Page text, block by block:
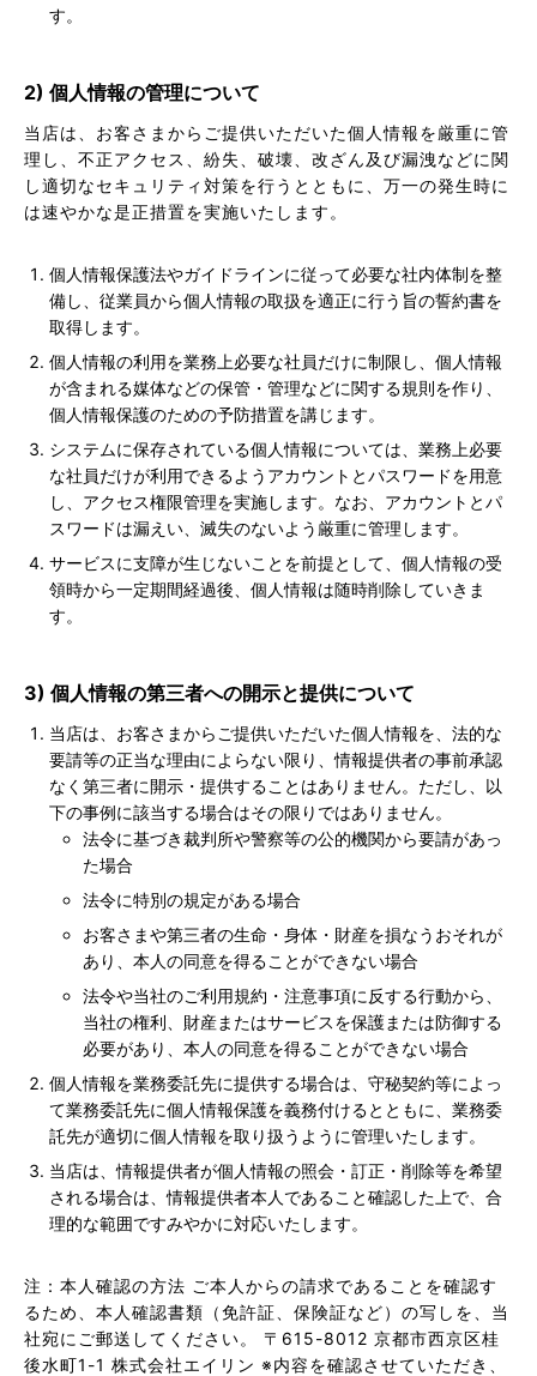
す。
2) 個人情報の管理について
当店は、お客さまからご提供いただいた個人情報を厳重に管
理し、不正アクセス、紛失、破壊、改ざん及び漏洩などに関
し適切なセキュリティ対策を行うとともに、万一の発生時に
は速やかな是正措置を実施いたします。
個人情報保護法やガイドラインに従って必要な社内体制を整
備し、従業員から個人情報の取扱を適正に行う旨の誓約書を
取得します。
個人情報の利用を業務上必要な社員だけに制限し、個人情報
が含まれる媒体などの保管・管理などに関する規則を作り、
個人情報保護のための予防措置を講じます。
システムに保存されている個人情報については、業務上必要
な社員だけが利用できるようアカウントとパスワードを用意
し、アクセス権限管理を実施します。なお、アカウントとパ
スワードは漏えい、滅失のないよう厳重に管理します。
サービスに支障が生じないことを前提として、個人情報の受
領時から一定期間経過後、個人情報は随時削除していきま
す。
3) 個人情報の第三者への開示と提供について
当店は、お客さまからご提供いただいた個人情報を、法的な
要請等の正当な理由によらない限り、情報提供者の事前承認
なく第三者に開示・提供することはありません。ただし、以
下の事例に該当する場合はその限りではありません。
法令に基づき裁判所や警察等の公的機関から要請があっ
た場合
法令に特別の規定がある場合
お客さまや第三者の生命・身体・財産を損なうおそれが
あり、本人の同意を得ることができない場合
法令や当社のご利用規約・注意事項に反する行動から、
当社の権利、財産またはサービスを保護または防御する
必要があり、本人の同意を得ることができない場合
個人情報を業務委託先に提供する場合は、守秘契約等によっ
て業務委託先に個人情報保護を義務付けるとともに、業務委
託先が適切に個人情報を取り扱うように管理いたします。
当店は、情報提供者が個人情報の照会・訂正・削除等を希望
される場合は、情報提供者本人であること確認した上で、合
理的な範囲ですみやかに対応いたします。
注：本人確認の方法 ご本人からの請求であることを確認す
るため、本人確認書類（免許証、保険証など）の写しを、当
社宛にご郵送してください。 〒615-8012 京都市西京区桂
後水町1-1 株式会社エイリン ※内容を確認させていただき、